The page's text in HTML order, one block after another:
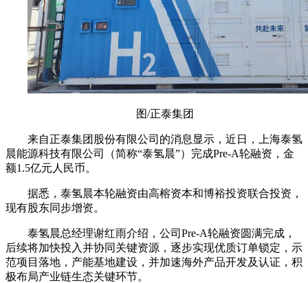
图/正泰集团
来自正泰集团股份有限公司的消息显示，近日，上海泰氢
晨能源科技有限公司（简称“泰氢晨”）完成Pre-A轮融资，金
额1.5亿元人民币。
据悉，泰氢晨本轮融资由高榕资本和博裕投资联合投资，
现有股东同步增资。
泰氢晨总经理谢红雨介绍，公司Pre-A轮融资圆满完成，
后续将加快投入并协同关键资源，逐步实现优质订单锁定，示
范项目落地，产能基地建设，并加速海外产品开发及认证，积
极布局产业链生态关键环节。